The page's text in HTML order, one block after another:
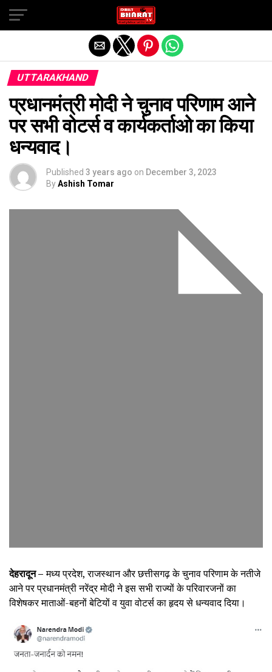
UTTARAKHAND
प्रधानमंत्री मोदी ने चुनाव परिणाम आने
पर सभी वोटर्स व कार्यकर्ताओ का किया
धन्यवाद।
Published 3 years ago on December 3, 2023
ByAshish Tomar
देहरादून – मध्य प्रदेश, राजस्थान और छत्तीसगढ़ के चुनाव परिणाम के नतीजे
आने पर प्रधानमंत्री नरेंद्र मोदी ने इस सभी राज्यों के परिवारजनों का
विशेषकर माताओं-बहनों बेटियों व युवा वोटर्स का हृदय से धन्यवाद दिया।
Exit mobile version